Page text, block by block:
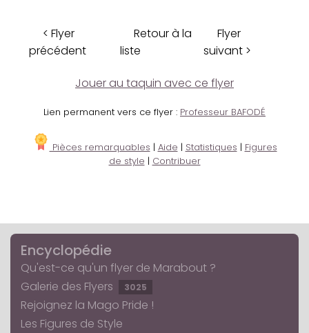
< Flyer
précédent
Retour à la
liste
Flyer
suivant >
Jouer au taquin avec ce flyer
Lien permanent vers ce flyer : Professeur BAFODÉ
Pièces remarquables | Aide | Statistiques | Figures
de style | Contribuer
Encyclopédie
Qu'est-ce qu'un flyer de Marabout ?
Galerie des Flyers
3025
Rejoignez la Mago Pride !
Les Figures de Style